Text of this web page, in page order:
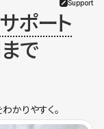
Support
ポート
で
かりやすく。